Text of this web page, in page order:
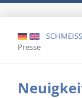
DE EN
Presse